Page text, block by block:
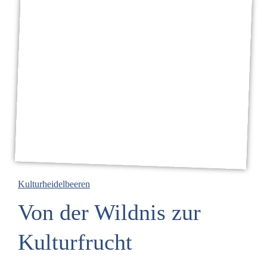
Kulturheidelbeeren
Von der Wildnis zur
Kulturfrucht